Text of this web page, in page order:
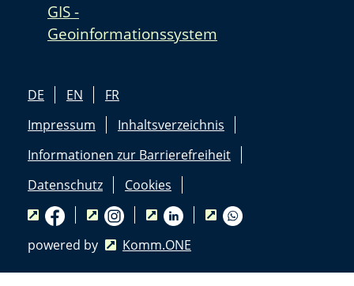
GIS -
Geoinformationssystem
DE EN
FR
Impressum
Inhaltsverzeichnis
Informationen zur Barrierefreiheit
Datenschutz
Cookies
powered by Komm.ONE